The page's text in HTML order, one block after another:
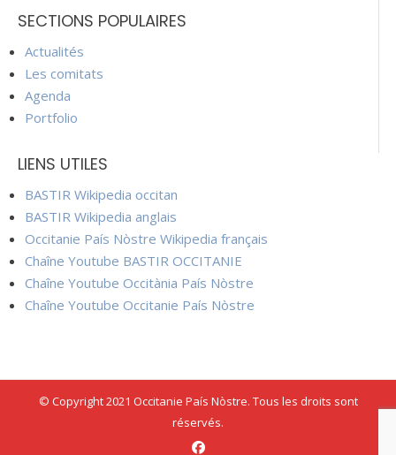
SECTIONS POPULAIRES
Actualités
Les comitats
Agenda
Portfolio
LIENS UTILES
BASTIR Wikipedia occitan
BASTIR Wikipedia anglais
Occitanie País Nòstre Wikipedia français
Chaîne Youtube BASTIR OCCITANIE
Chaîne Youtube Occitània País Nòstre
Chaîne Youtube Occitanie País Nòstre
© Copyright 2021 Occitanie País Nòstre. Tous les droits sont
réservés.